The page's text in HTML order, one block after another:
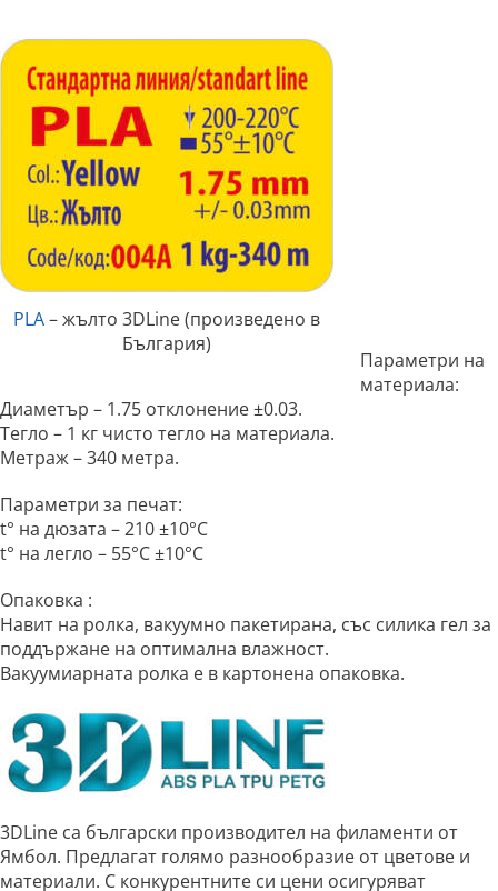
PLA– жълто 3DLine (произведено в
България)
Параметри на
материала:
Диаметър – 1.75 отклонение ±0.03.
Тегло – 1 кг чисто тегло на материала.
Метраж – 340 метра.
Параметри за печат:
t° на дюзата – 210 ±10°C
t° на легло – 55°C ±10°C
Опаковка :
Навит на ролка, вакуумно пакетирана, със силика гел за
поддържане на оптимална влажност.
Вакуумиарната ролка е в картонена опаковка.
3DLine са български производител на филаменти от
Ямбол. Предлагат голямо разнообразие от цветове и
материали. С конкурентните си цени осигуряват